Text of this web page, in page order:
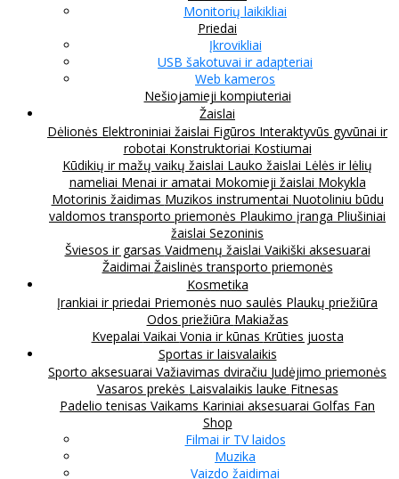
Monitorių laikikliai
Priedai
Įkrovikliai
USB šakotuvai ir adapteriai
Web kameros
Nešiojamieji kompiuteriai
Žaislai
Dėlionės Elektroniniai žaislai Figūros Interaktyvūs gyvūnai ir
robotai Konstruktoriai Kostiumai
Kūdikių ir mažų vaikų žaislai Lauko žaislai Lėlės ir lėlių
nameliai Menai ir amatai Mokomieji žaislai Mokykla
Motorinis žaidimas Muzikos instrumentai Nuotoliniu būdu
valdomos transporto priemonės Plaukimo įranga Pliušiniai
žaislai Sezoninis
Šviesos ir garsas Vaidmenų žaislai Vaikiški aksesuarai
Žaidimai Žaislinės transporto priemonės
Kosmetika
Įrankiai ir priedai Priemonės nuo saulės Plaukų priežiūra
Odos priežiūra Makiažas
Kvepalai Vaikai Vonia ir kūnas Krūties juosta
Sportas ir laisvalaikis
Sporto aksesuarai Važiavimas dviračiu Judėjimo priemonės
Vasaros prekės Laisvalaikis lauke Fitnesas
Padelio tenisas Vaikams Kariniai aksesuarai Golfas Fan
Shop
Filmai ir TV laidos
Muzika
Vaizdo žaidimai